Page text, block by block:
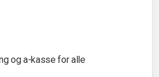
og a-kasse for alle